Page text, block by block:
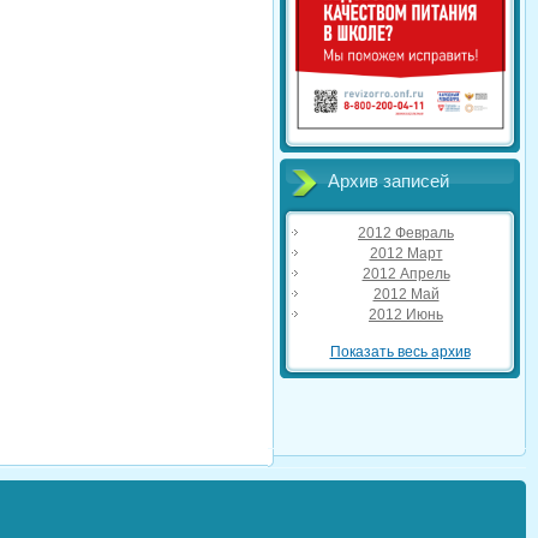
Архив записей
2012 Февраль
2012 Март
2012 Апрель
2012 Май
2012 Июнь
Показать весь архив